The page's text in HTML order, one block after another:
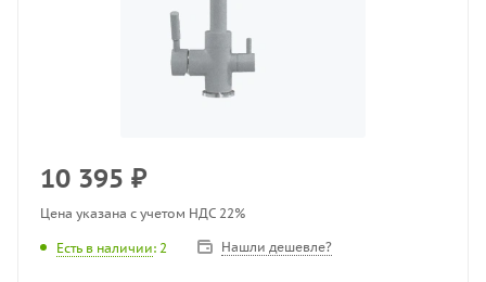
10 395 ₽
Цена указана с учетом НДС 22%
Есть в наличии: 2 Нашли дешевле?